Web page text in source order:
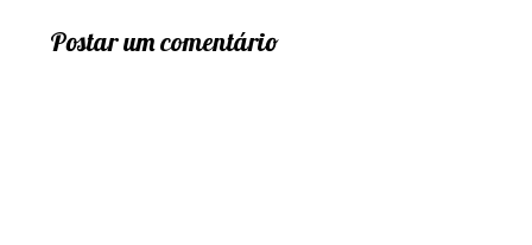
Postar um comentário